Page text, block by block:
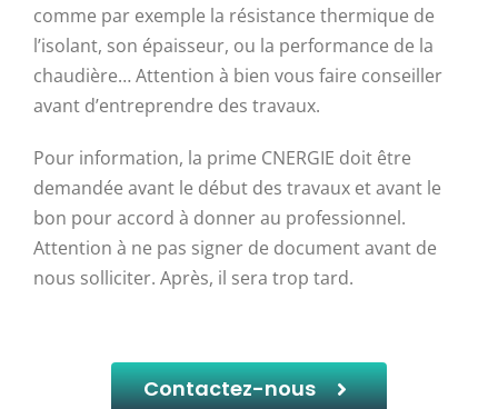
comme par exemple la résistance thermique de
l’isolant, son épaisseur, ou la performance de la
chaudière… Attention à bien vous faire conseiller
avant d’entreprendre des travaux.
Pour information, la prime CNERGIE doit être
demandée avant le début des travaux et avant le
bon pour accord à donner au professionnel.
Attention à ne pas signer de document avant de
nous solliciter. Après, il sera trop tard.
Contactez-nous